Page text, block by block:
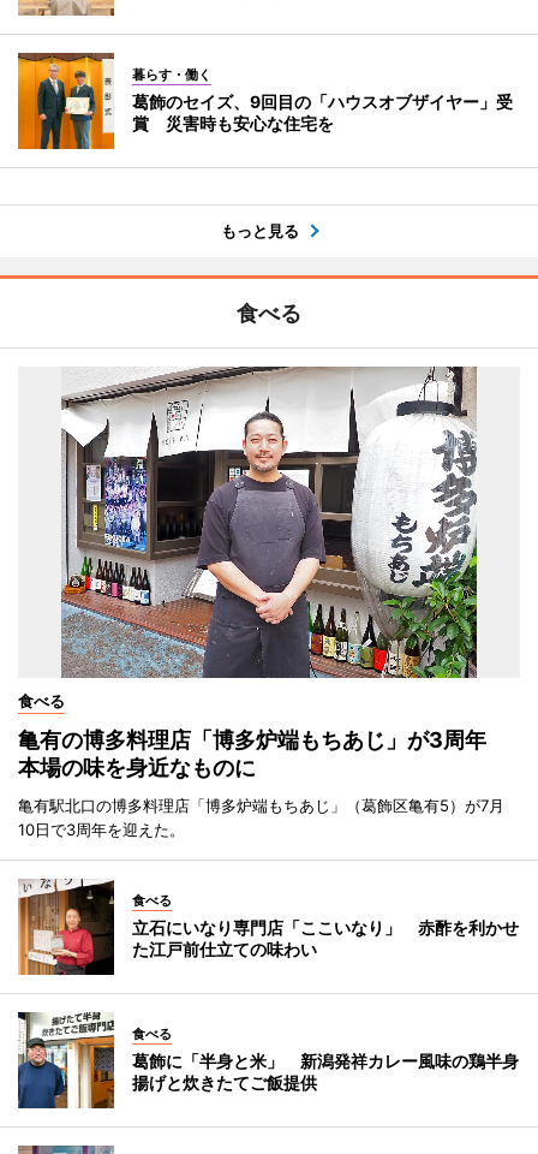
暮らす・働く
葛飾のセイズ、9回目の「ハウスオブザイヤー」受
賞 災害時も安心な住宅を
もっと見る
食べる
食べる
亀有の博多料理店「博多炉端もちあじ」が3周年
本場の味を身近なものに
亀有駅北口の博多料理店「博多炉端もちあじ」（葛飾区亀有5）が7月
10日で3周年を迎えた。
食べる
立石にいなり専門店「ここいなり」 赤酢を利かせ
た江戸前仕立ての味わい
食べる
葛飾に「半身と米」 新潟発祥カレー風味の鶏半身
揚げと炊きたてご飯提供